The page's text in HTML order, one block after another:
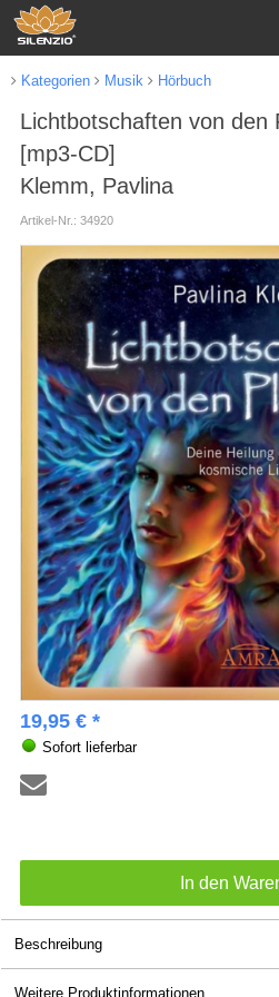
Kategorien Musik Hörbuch
Lichtbotschaften von den
[mp3-CD]
Klemm, Pavlina
Artikel-Nr.: 34920
19,95 € *
Sofort lieferbar
Beschreibung
Weitere Produktinformationen